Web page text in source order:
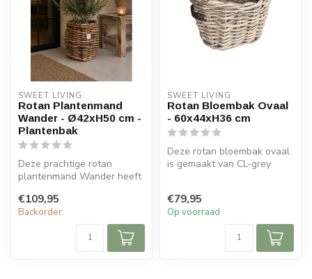
SWEET LIVING
Rotan Plantenmand
Wander - Ø42xH50 cm -
Plantenbak
Deze prachtige rotan
plantenmand Wander heeft
plantenma...
€109,95
Backorder
SWEET LIVING
Rotan Bloembak Ovaal
- 60x44xH36 cm
Deze rotan bloembak ovaal
is gemaakt van CL-grey
€79,95
Op voorraad